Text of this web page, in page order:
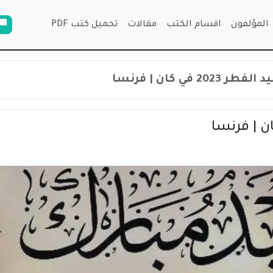
المؤلفون اقسام الكتب مقالات تحميل كتب PDF
في كان | فرنسا